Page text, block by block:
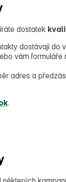
dostatek
dostávají do
vám
adres a
.